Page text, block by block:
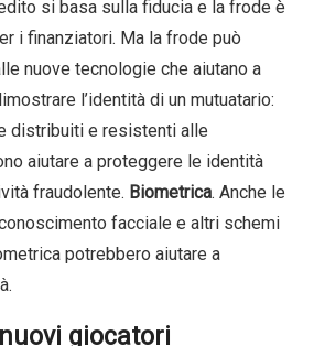
si basa sulla fiducia e la frode è
i finanziatori. Ma la frode può
nuove tecnologie che aiutano a
l’identità di un mutuatario:
distribuiti e resistenti alle
aiutare a proteggere le identità
fraudolente. Biometrica. Anche le
facciale e altri schemi
potrebbero aiutare a
giocatori